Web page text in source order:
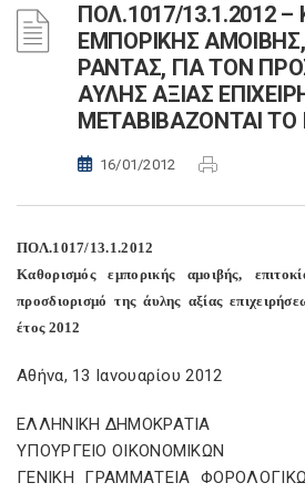
ΠΟΛ.1017/13.1.2012
ΕΜΠΟΡΙΚΗΣ ΑΜΟΙΒΗΣ,
ΡΑΝΤΑΣ, ΓΙΑ ΤΟΝ
ΑΥΛΗΣ ΑΞΙΑΣ
ΜΕΤΑΒΙΒΑΖΟΝΤΑΙ ΤΟ
16/01/2012
ΠΟΛ.1017/13.1.2012
Καθορισμός εμπορικής αμοιβής,
προσδιορισμό της άυλης αξίας
έτος 2012
Αθήνα, 13 Ιανουαρίου 2012
ΕΛΛΗΝΙΚΗ ΔΗΜΟΚΡΑΤΙΑ
ΥΠΟΥΡΓΕΙΟ ΟΙΚΟΝΟΜΙΚΩΝ
ΓΕΝΙΚΗ ΓΡΑΜΜΑΤΕΙΑ